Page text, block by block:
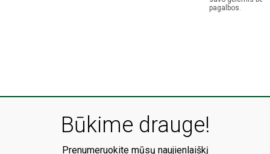
pagalbos.
Būkime drauge!
Prenumeruokite mūsų naujienlaiškį